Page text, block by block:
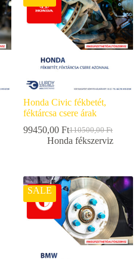
Honda Civic fékbetét,
féktárcsa csere árak
110500,00Ft
99450,00 Ft
Honda fékszerviz
SALE